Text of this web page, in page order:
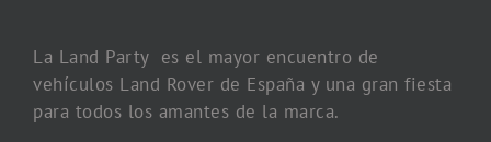
La Land Party es el mayor encuentro de
vehículos Land Rover de España y una gran fiesta
para todos los amantes de la marca.